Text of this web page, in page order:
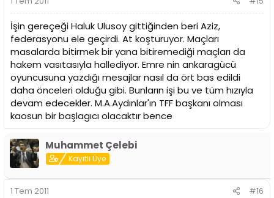
İşin gereçeği Haluk Ulusoy gittiğinden beri Aziz,
federasyonu ele geçirdi. At koşturuyor. Maçları
masalarda bitirmek bir yana bitiremediği maçları da
hakem vasıtasıyla hallediyor. Emre nin ankaragücü
oyuncusuna yazdığı mesajlar nasıl da ört bas edildi
daha önceleri olduğu gibi. Bunların işi bu ve tüm hızıyla
devam edecekler. M.A.Aydınlar'ın TFF başkanı olması
kaosun bir başlagıcı olacaktır bence
Muhammet Çelebi
Kayıtlı Üye
1 Tem 2011 #16